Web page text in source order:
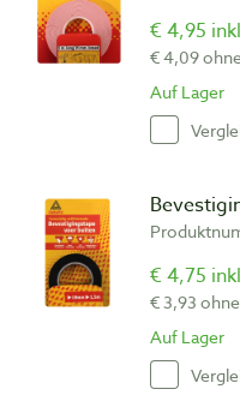
€ 4,95
€ 4,09
Auf Lager
€ 4,75
€ 3,93
Auf Lager